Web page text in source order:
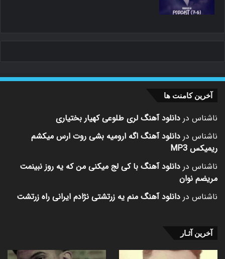
آخرین کامنت ها
ناشناس در دانلود آهنگ لری طلوعی کهیار بختیاری
ناشناس در دانلود آهنگ اگه ارومیه بشی روت ارس میکشم
ریمیکس MP3
ناشناس در دانلود آهنگ با کی لج میکنی من که یه روز نبینمت
مریضم نوان
ناشناس در دانلود آهنگ منم یه زرتشتی نژادم ایرانی راه زرتشت
آخرین آثـار